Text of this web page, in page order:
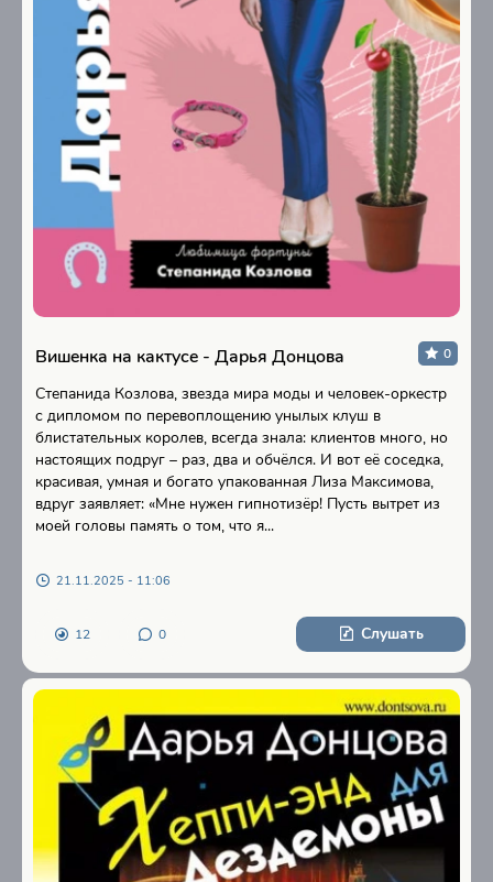
Вишенка на кактусе - Дарья Донцова 0
Степанида Козлова, звезда мира моды и человек-оркестр
с дипломом по перевоплощению унылых клуш в
блистательных королев, всегда знала: клиентов много, но
настоящих подруг – раз, два и обчёлся. И вот её соседка,
красивая, умная и богато упакованная Лиза Максимова,
вдруг заявляет: «Мне нужен гипнотизёр! Пусть вытрет из
моей головы память о том, что я...
21.11.2025 - 11:06
12 0 Слушать